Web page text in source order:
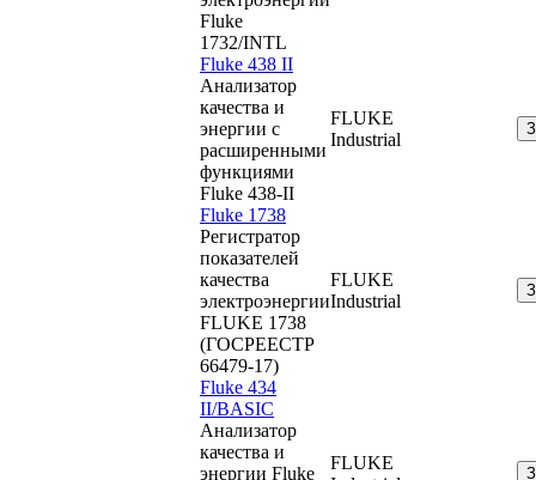
Fluke
1732/INTL
Fluke 438 II
Анализатор
качества и
энергии с
расширенными
функциями
Fluke 438-II
FLUKE
Industrial
Fluke 1738
Регистратор
показателей
качества
электроэнергии
FLUKE 1738
(ГОСРЕЕСТР
66479-17)
FLUKE
Industrial
Fluke 434
II/BASIC
Анализатор
качества и
энергии Fluke
FLUKE